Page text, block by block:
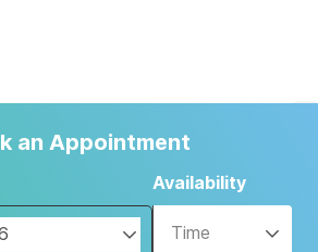
an Appointment
Availability
Time